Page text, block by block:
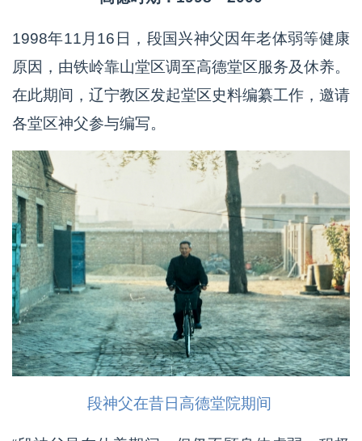
1998年11月16日，段国兴神父因年老体弱等健康
原因，由铁岭靠山堂区调至高德堂区服务及休养。
在此期间，辽宁教区发起堂区史料编纂工作，邀请
各堂区神父参与编写。
段神父在昔日高德堂院期间